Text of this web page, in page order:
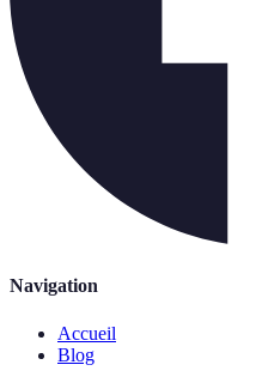
Navigation
Accueil
Blog